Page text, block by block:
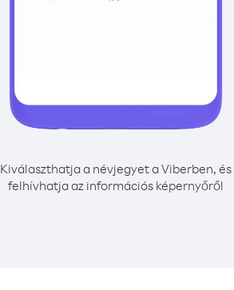
Kiválaszthatja a névjegyet a Viberben, és
felhívhatja az információs képernyőről